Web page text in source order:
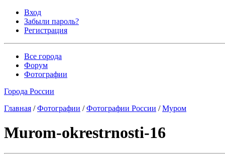
Вход
Забыли пароль?
Регистрация
Все города
Форум
Фотографии
Города России
Главная /Фотографии /Фотографии России /Муром
Murom-okrestrnosti-16